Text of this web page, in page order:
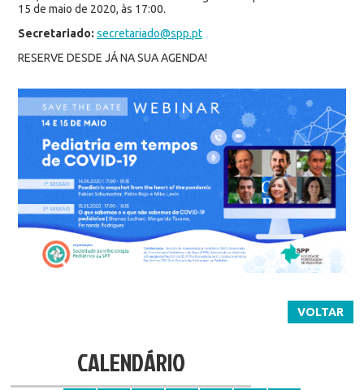
15 de maio de 2020, às 17:00.
Secretariado: secretariado@spp.pt
RESERVE DESDE JÁ NA SUA AGENDA!
VOLTAR
CALENDÁRIO